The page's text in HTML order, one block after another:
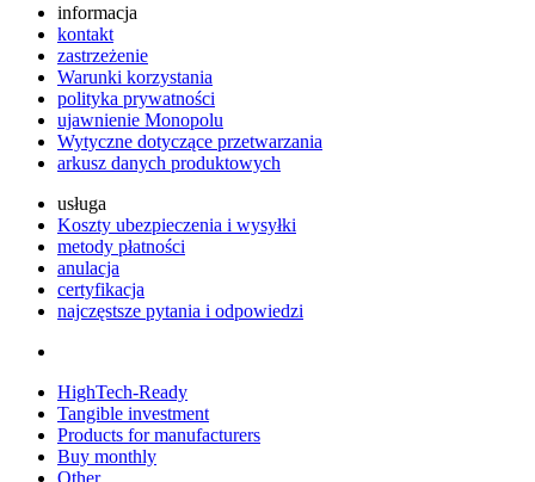
informacja
kontakt
zastrzeżenie
Warunki korzystania
polityka prywatności
ujawnienie Monopolu
Wytyczne dotyczące przetwarzania
arkusz danych produktowych
usługa
Koszty ubezpieczenia i wysyłki
metody płatności
anulacja
certyfikacja
najczęstsze pytania i odpowiedzi
HighTech-Ready
Tangible investment
Products for manufacturers
Buy monthly
Other